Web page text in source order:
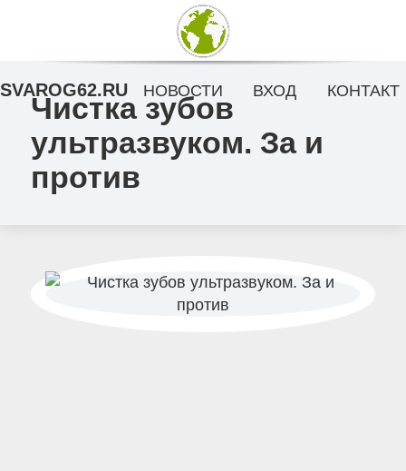
Чистка зубов
ультразвуком. За и
против
SVAROG62.RU НОВОСТИ ВХОД КОНТАКТ